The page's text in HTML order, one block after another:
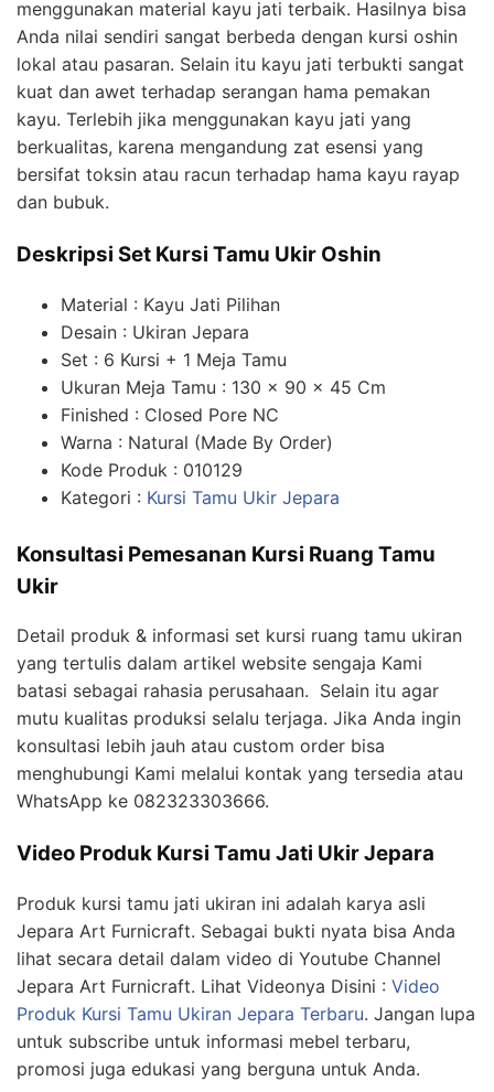
menggunakan material kayu jati terbaik. Hasilnya bisa
Anda nilai sendiri sangat berbeda dengan kursi oshin
lokal atau pasaran. Selain itu kayu jati terbukti sangat
kuat dan awet terhadap serangan hama pemakan
kayu. Terlebih jika menggunakan kayu jati yang
berkualitas, karena mengandung zat esensi yang
bersifat toksin atau racun terhadap hama kayu rayap
dan bubuk.
Deskripsi Set Kursi Tamu Ukir Oshin
Material : Kayu Jati Pilihan
Desain : Ukiran Jepara
Set : 6 Kursi + 1 Meja Tamu
Ukuran Meja Tamu : 130 x 90 x 45 Cm
Finished : Closed Pore NC
Warna : Natural (Made By Order)
Kode Produk : 010129
Kategori : Kursi Tamu Ukir Jepara
Konsultasi Pemesanan Kursi Ruang Tamu
Ukir
Detail produk & informasi set kursi ruang tamu ukiran
yang tertulis dalam artikel website sengaja Kami
batasi sebagai rahasia perusahaan. Selain itu agar
mutu kualitas produksi selalu terjaga. Jika Anda ingin
konsultasi lebih jauh atau custom order bisa
menghubungi Kami melalui kontak yang tersedia atau
WhatsApp ke 082323303666.
Video Produk Kursi Tamu Jati Ukir Jepara
Produk kursi tamu jati ukiran ini adalah karya asli
Jepara Art Furnicraft. Sebagai bukti nyata bisa Anda
lihat secara detail dalam video di Youtube Channel
Jepara Art Furnicraft. Lihat Videonya Disini : Video
Produk Kursi Tamu Ukiran Jepara Terbaru. Jangan lupa
untuk subscribe untuk informasi mebel terbaru,
promosi juga edukasi yang berguna untuk Anda.